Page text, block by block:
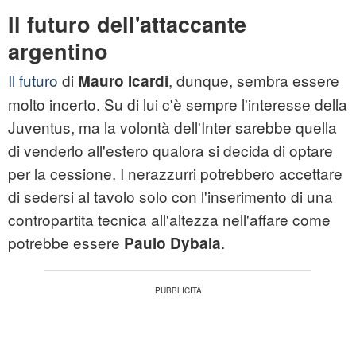
Il futuro dell'attaccante
argentino
Il futuro di Mauro Icardi, dunque, sembra essere
molto incerto. Su di lui c'è sempre l'interesse della
Juventus, ma la volontà dell'Inter sarebbe quella
di venderlo all'estero qualora si decida di optare
per la cessione. I nerazzurri potrebbero accettare
di sedersi al tavolo solo con l'inserimento di una
contropartita tecnica all'altezza nell'affare come
potrebbe essere Paulo Dybala.